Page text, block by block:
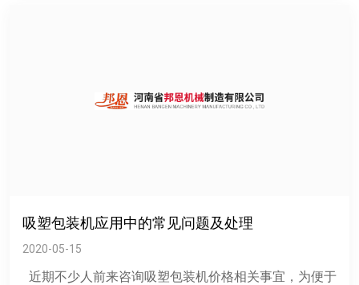
吸塑包装机应用中的常见问题及处理
2020-05-15
近期不少人前来咨询吸塑包装机价格相关事宜，为便于